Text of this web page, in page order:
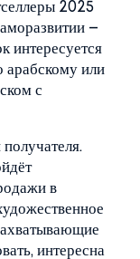
2025
–
интересуется
арабскому или
с
в
интересна